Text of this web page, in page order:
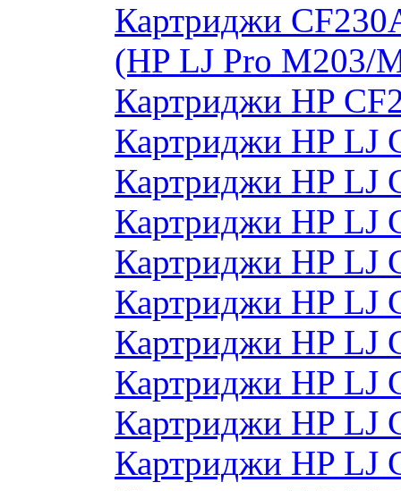
Картриджи
(HP LJ Pro M203/
Картриджи HP
Картриджи HP LJ
Картриджи HP LJ
Картриджи HP LJ
Картриджи HP LJ
Картриджи HP LJ
Картриджи HP LJ
Картриджи HP LJ
Картриджи HP LJ
Картриджи HP LJ